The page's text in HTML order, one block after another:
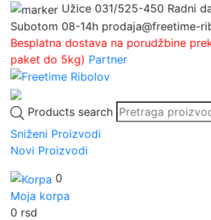
Užice 031/525-450 Radni
Subotom 08-14h prodaja@freetime-
Besplatna dostava na porudžbine
paket do 5kg) Partner
Products search
Sniženi Proizvodi
Novi Proizvodi
0
Moja korpa
0 rsd